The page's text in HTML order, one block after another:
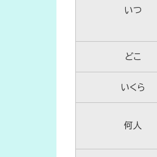
いつ
どこ
いくら
何人